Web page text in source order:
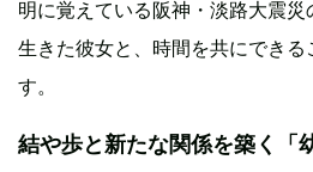
明に覚えている阪神・淡路大震
生きた彼女と、時間を共にでき
す。
結や歩と新たな関係を築く「